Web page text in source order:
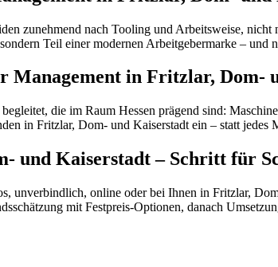
zunehmend nach Tooling und Arbeitsweise,
Teil einer modernen Arbeitgebermarke – und
in Fritzlar, Dom-
die im Raum Hessen prägend sind:
in Fritzlar, Dom- und Kaiserstadt ein – statt jedes
und Kaiserstadt – Schritt für
unverbindlich, online oder bei Ihnen in Fritzlar,
mit Festpreis-Optionen, danach